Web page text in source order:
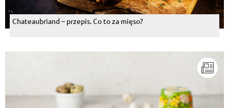
Chateaubriand – przepis. Co to za mięso?